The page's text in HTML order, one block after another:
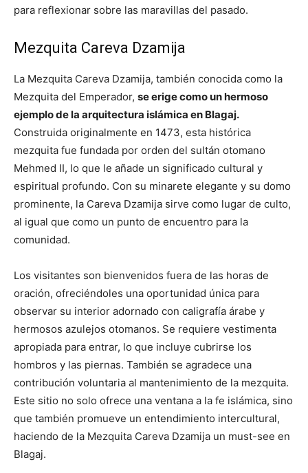
para reflexionar sobre las maravillas del pasado.
Mezquita Careva Dzamija
La Mezquita Careva Dzamija, también conocida como la
Mezquita del Emperador, se erige como un hermoso
ejemplo de la arquitectura islámica en Blagaj.
Construida originalmente en 1473, esta histórica
mezquita fue fundada por orden del sultán otomano
Mehmed II, lo que le añade un significado cultural y
espiritual profundo. Con su minarete elegante y su domo
prominente, la Careva Dzamija sirve como lugar de culto,
al igual que como un punto de encuentro para la
comunidad.
Los visitantes son bienvenidos fuera de las horas de
oración, ofreciéndoles una oportunidad única para
observar su interior adornado con caligrafía árabe y
hermosos azulejos otomanos. Se requiere vestimenta
apropiada para entrar, lo que incluye cubrirse los
hombros y las piernas. También se agradece una
contribución voluntaria al mantenimiento de la mezquita.
Este sitio no solo ofrece una ventana a la fe islámica, sino
que también promueve un entendimiento intercultural,
haciendo de la Mezquita Careva Dzamija un must-see en
Blagaj.